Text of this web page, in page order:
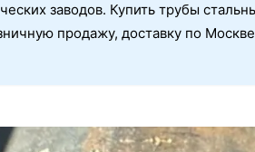
заводов. Купить трубы
продажу, доставку по